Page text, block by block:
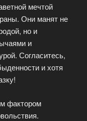
мечтой
Они манят не
но и
и
Согласитесь,
и хотя
фактором